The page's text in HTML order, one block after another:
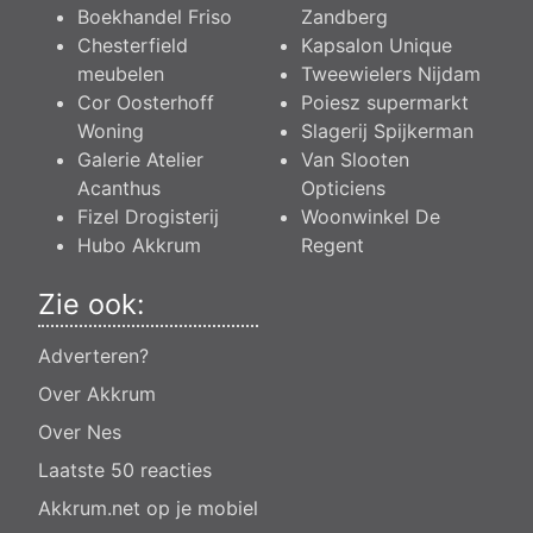
Boekhandel Friso
Chesterfield
meubelen
Cor Oosterhoff
Woning
Galerie Atelier
Acanthus
Fizel Drogisterij
Hubo Akkrum
Zandberg
Kapsalon Unique
Tweewielers Nijdam
Poiesz supermarkt
Slagerij Spijkerman
Van Slooten
Opticiens
Woonwinkel De
Regent
Zie ook:
Adverteren?
Over Akkrum
Over Nes
Laatste 50 reacties
Akkrum.net op je mobiel